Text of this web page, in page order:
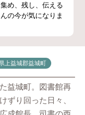
め、残し、伝える
の今が気になりま
上益城郡益城町
益城町。図書館再
ずり回った日々、